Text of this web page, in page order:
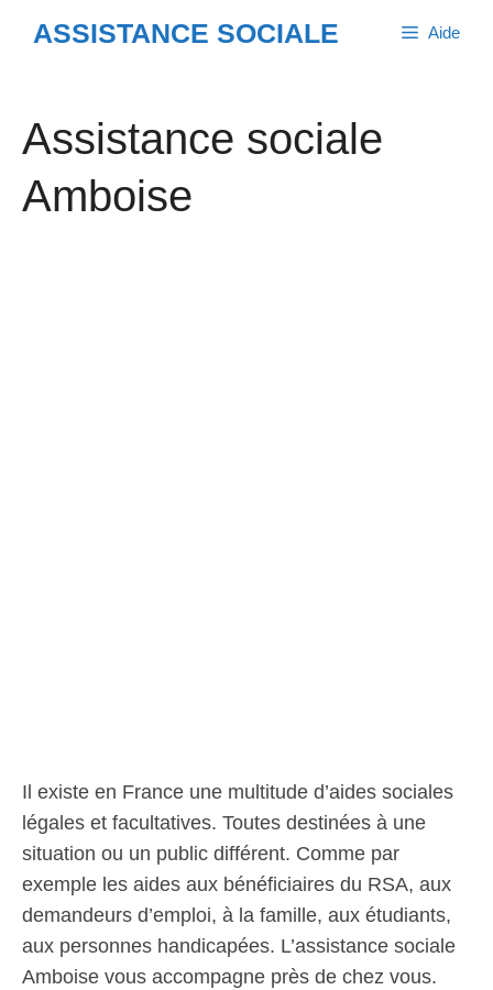
ASSISTANCE SOCIALE Aide
Assistance sociale
Amboise
Il existe en France une multitude d’aides sociales
légales et facultatives. Toutes destinées à une
situation ou un public différent. Comme par
exemple les aides aux bénéficiaires du RSA, aux
demandeurs d’emploi, à la famille, aux étudiants,
aux personnes handicapées. L’assistance sociale
Amboise vous accompagne près de chez vous.